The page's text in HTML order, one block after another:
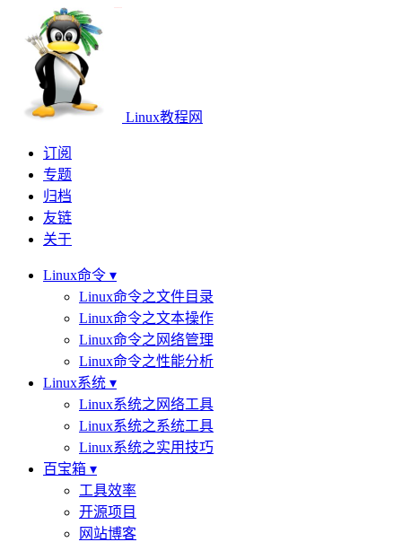
Linux教程网
订阅
专题
归档
友链
关于
Linux命令 ▾
Linux命令之文件目录
Linux命令之文本操作
Linux命令之网络管理
Linux命令之性能分析
Linux系统 ▾
Linux系统之网络工具
Linux系统之系统工具
Linux系统之实用技巧
百宝箱 ▾
工具效率
开源项目
网站博客